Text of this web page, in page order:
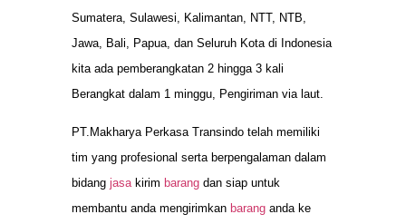
Sumatera, Sulawesi, Kalimantan, NTT, NTB,
Jawa, Bali, Papua, dan Seluruh Kota di Indonesia
kita ada pemberangkatan 2 hingga 3 kali
Berangkat dalam 1 minggu, Pengiriman via laut.
PT.Makharya Perkasa Transindo telah memiliki
tim yang profesional serta berpengalaman dalam
bidang jasakirim barang dan siap untuk
membantu anda mengirimkan barang anda ke